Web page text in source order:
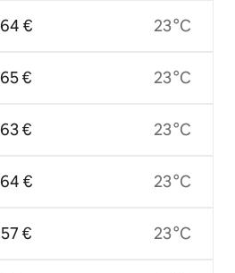
64 €
65 €
63 €
64 €
57 €
23 °C
23 °C
23 °C
23 °C
23 °C